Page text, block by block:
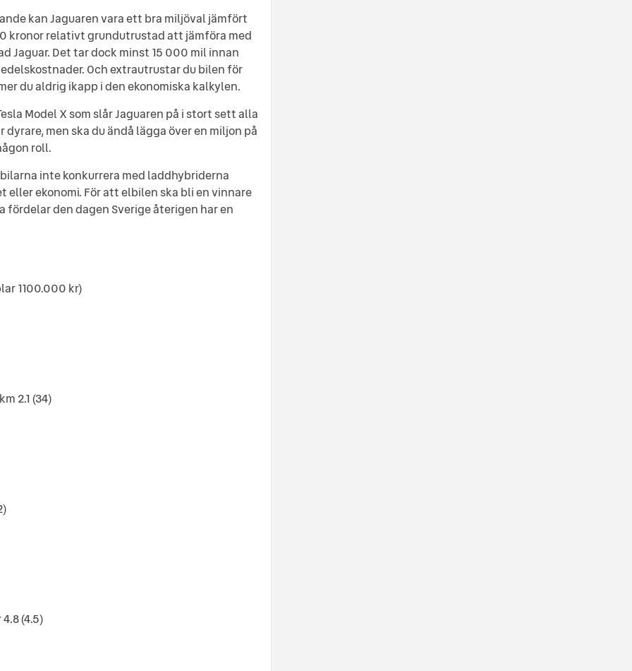
kan Jaguaren vara ett bra miljöval jämfört
kronor relativt grundutrustad att jämföra med
Det tar dock minst 15 000 mil innan
Och extrautrustar du bilen för
du aldrig ikapp i den ekonomiska kalkylen.
Model X som slår Jaguaren på i stort sett alla
men ska du ändå lägga över en miljon på
roll.
inte konkurrera med laddhybriderna
ekonomi. För att elbilen ska bli en vinnare
fördelar den dagen Sverige återigen har en
1100.000 kr)
2.1 (34)
(4.5)